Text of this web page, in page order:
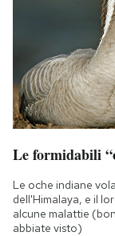
Le formidabili
Le oche indiane
dell'Himalaya, e il
alcune malattie
abbiate visto)